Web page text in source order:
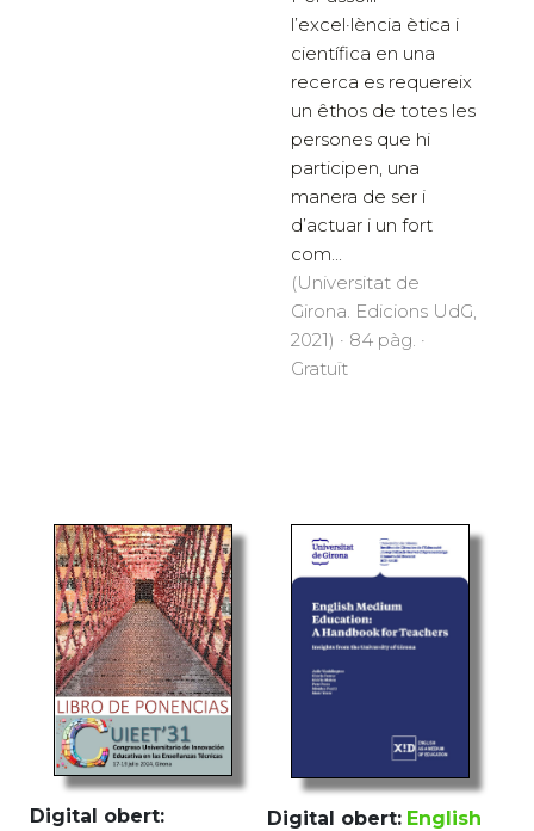
l’excel·lència ètica i
científica en una
recerca es requereix
un êthos de totes les
persones que hi
participen, una
manera de ser i
d’actuar i un fort
com...
(Universitat de
Girona. Edicions UdG,
2021) · 84 pàg. ·
Gratuït
Digital obert: Digital obert: English